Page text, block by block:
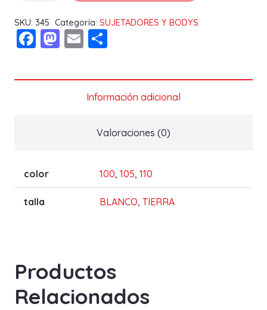
C
cantidad
SKU: 345 Categoría: SUJETADORES Y BODYS
Facebook
Mastodon
Email
Información adicional
Valoraciones (0)
color 100, 105, 110
talla BLANCO, TIERRA
Productos
Relacionados